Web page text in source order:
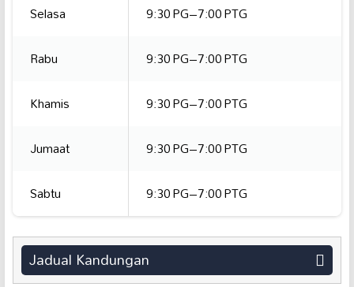
Selasa
9:30 PG–7:00 PTG
Rabu
9:30 PG–7:00 PTG
Khamis
9:30 PG–7:00 PTG
Jumaat
9:30 PG–7:00 PTG
Sabtu
9:30 PG–7:00 PTG
Jadual Kandungan